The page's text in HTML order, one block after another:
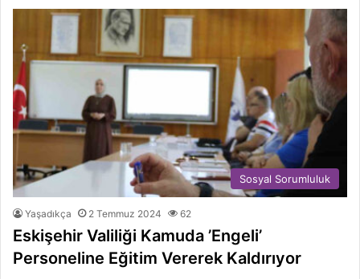
Sosyal Sorumluluk
Yaşadıkça 2 Temmuz 2024 62
Eskişehir Valiliği Kamuda ’Engeli’
Personeline Eğitim Vererek Kaldırıyor